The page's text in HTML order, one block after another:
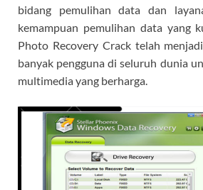
bidang pemulihan data dan
kemampuan pemulihan data yang
Photo Recovery Crack telah
banyak pengguna di seluruh dunia
multimedia yang berharga.